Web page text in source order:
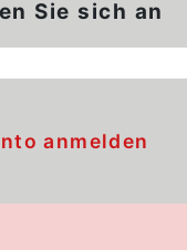
Sie sich an
anmelden